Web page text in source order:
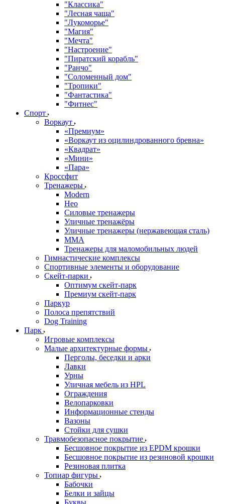
"Классика"
"Лесная чаща"
"Лукоморье"
"Магия"
"Мечта"
"Настроение"
"Пиратский корабль"
"Ранчо"
"Соломенный дом"
"Тропики"
"Фантастика"
"Фитнес"
Спорт
Воркаут
«Премиум»
«Воркаут из оцилиндрованного бревна»
«Квадрат»
«Мини»
«Пара»
Кроссфит
Тренажеры
Modern
Нео
Силовые тренажеры
Уличные тренажёры
Уличные тренажеры (нержавеющая сталь)
ММА
Тренажеры для маломобильных людей
Гимнастические комплексы
Спортивные элементы и оборудование
Скейт-парки
Оптимум скейт-парк
Премиум скейт-парк
Паркур
Полоса препятствий
Dog Training
Парк
Игровые комплексы
Малые архитектурные формы
Перголы, беседки и арки
Лавки
Урны
Уличная мебель из HPL
Ограждения
Велопарковки
Информационные стенды
Вазоны
Стойки для сушки
Травмобезопасное покрытие
Бесшовное покрытие из EPDM крошки
Бесшовное покрытие из резиновой крошки
Резиновая плитка
Топиар фигуры
Бабочки
Белки и зайцы
Буквы